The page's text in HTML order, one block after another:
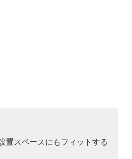
置スペースにもフィットする